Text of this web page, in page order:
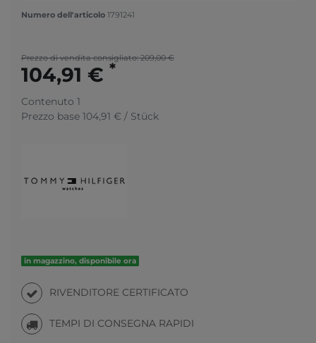
Numero dell'articolo 1791241
Prezzo di vendita consigliato: 209,00 €
104,91 € *
Contenuto 1
Prezzo base 104,91 € / Stück
in magazzino, disponibile ora
RIVENDITORE CERTIFICATO
TEMPI DI CONSEGNA RAPIDI